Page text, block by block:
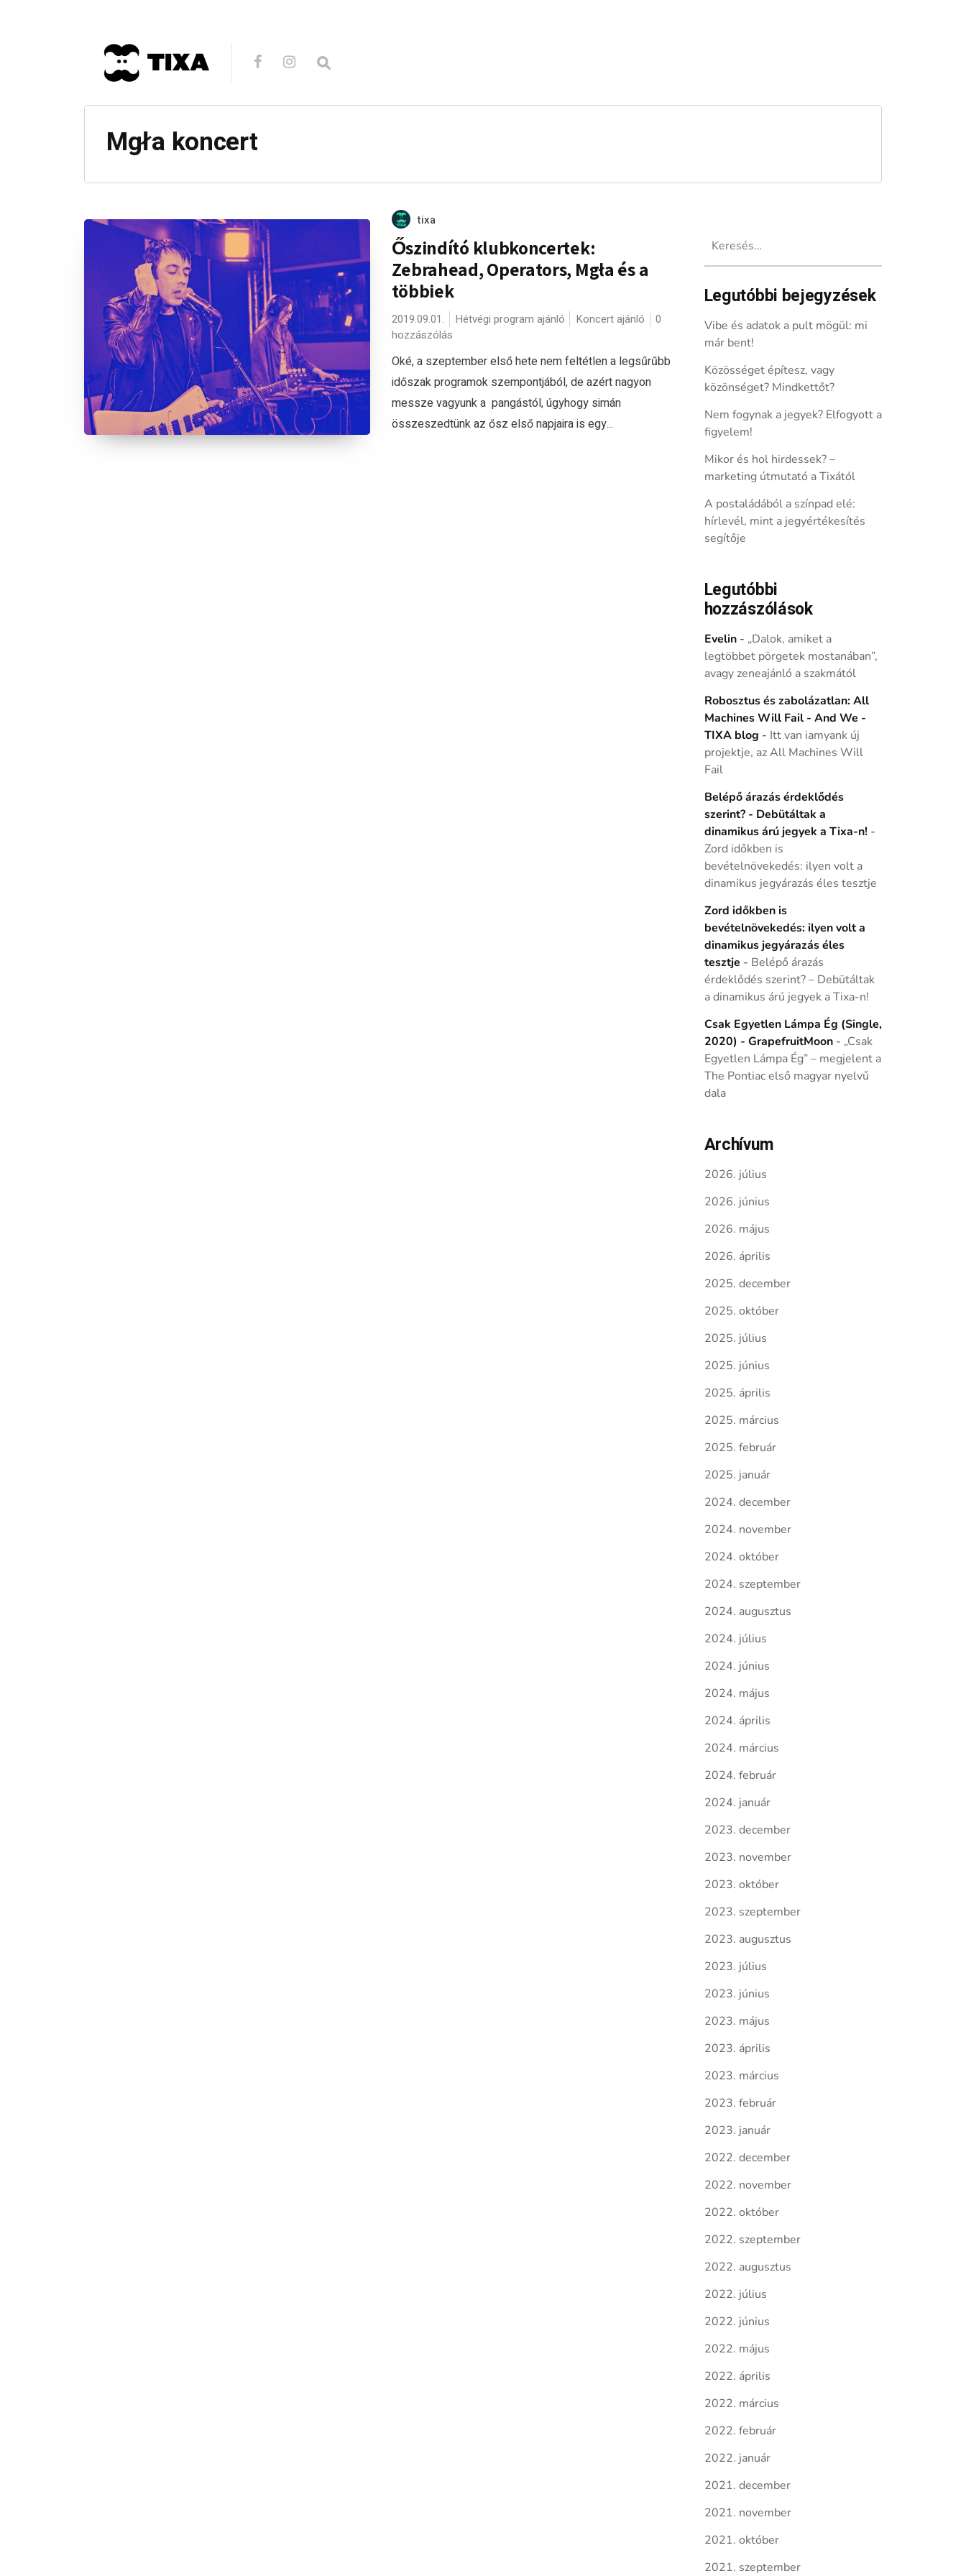
Mgła koncert
tixa
Őszindító klubkoncertek:
Zebrahead, Operators, Mgła és a
többiek
2019.09.01. Hétvégi program ajánló Koncert ajánló
0
hozzászólás
Oké, a szeptember első hete nem feltétlen a legsűrűbb
időszak programok szempontjából, de azért nagyon
messze vagyunk a pangástól, úgyhogy simán
összeszedtünk az ősz első napjaira is egy...
Legutóbbi bejegyzések
Vibe és adatok a pult mögül: mi
már bent!
Közösséget építesz, vagy
közönséget? Mindkettőt?
Nem fogynak a jegyek? Elfogyott a
figyelem!
Mikor és hol hirdessek? –
marketing útmutató a Tixától
A postaládából a színpad elé:
hírlevél, mint a jegyértékesítés
segítője
Legutóbbi
hozzászólások
Evelin- „Dalok, amiket a
legtöbbet pörgetek mostanában”,
avagy zeneajánló a szakmától
Robosztus és zabolázatlan: All
Machines Will Fail - And We -
TIXA blog - Itt van iamyank új
projektje, az All Machines Will
Fail
Belépő árazás érdeklődés
szerint? - Debütáltak a
dinamikus árú jegyek a Tixa-n! -
Zord időkben is
bevételnövekedés: ilyen volt a
dinamikus jegyárazás éles tesztje
Zord időkben is
bevételnövekedés: ilyen volt a
dinamikus jegyárazás éles
tesztje - Belépő árazás
érdeklődés szerint? – Debütáltak
a dinamikus árú jegyek a Tixa-n!
Csak Egyetlen Lámpa Ég (Single,
2020) - GrapefruitMoon- „Csak
Egyetlen Lámpa Ég” – megjelent a
The Pontiac első magyar nyelvű
dala
Archívum
2026. július
2026. június
2026. május
2026. április
2025. december
2025. október
2025. július
2025. június
2025. április
2025. március
2025. február
2025. január
2024. december
2024. november
2024. október
2024. szeptember
2024. augusztus
2024. július
2024. június
2024. május
2024. április
2024. március
2024. február
2024. január
2023. december
2023. november
2023. október
2023. szeptember
2023. augusztus
2023. július
2023. június
2023. május
2023. április
2023. március
2023. február
2023. január
2022. december
2022. november
2022. október
2022. szeptember
2022. augusztus
2022. július
2022. június
2022. május
2022. április
2022. március
2022. február
2022. január
2021. december
2021. november
2021. október
2021. szeptember